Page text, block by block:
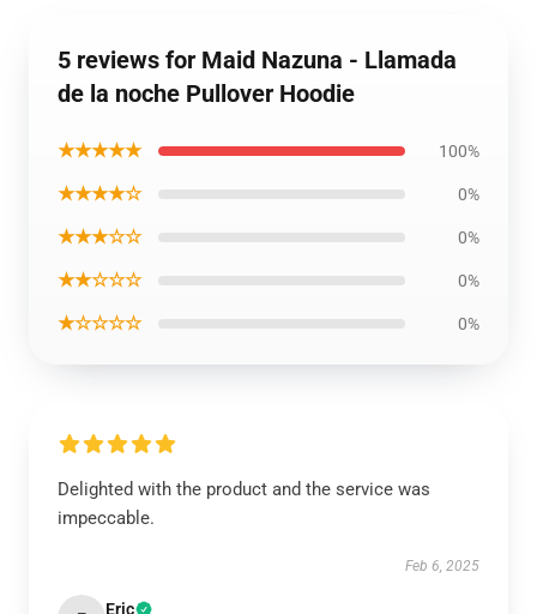
5 reviews for Maid Nazuna - Llamada
de la noche Pullover Hoodie
★★★★★ 100%
★★★★☆ 0%
★★★☆☆ 0%
★★☆☆☆ 0%
★☆☆☆☆ 0%
Delighted with the product and the service was
impeccable.
Feb 6, 2025
Eric